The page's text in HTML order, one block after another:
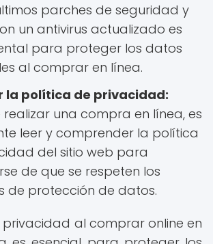
parches de seguridad y
un antivirus actualizado es
para proteger los datos
al comprar en línea.
la política de privacidad:
realizar una compra en línea, es
leer y comprender la política
del sitio web para
de que se respeten los
de protección de datos.
al comprar online en